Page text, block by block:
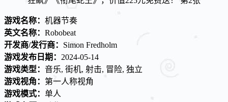
游戏名称： 机器节奏
英文名称： Robobeat
开发商/发行商： Simon Fredholm
游戏发布日期： 2024-05-14
游戏类型： 音乐, 街机, 射击, 冒险, 独立
游戏视角： 第一人称视角
游戏模式： 单人